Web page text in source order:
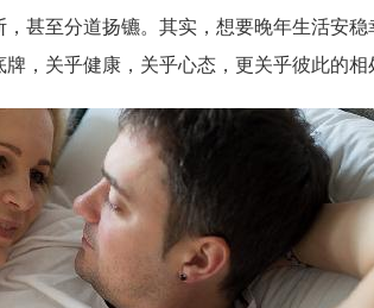
甚至分道扬镳。其实，想要晚年生活安
，关乎健康，关乎心态，更关乎彼此的相